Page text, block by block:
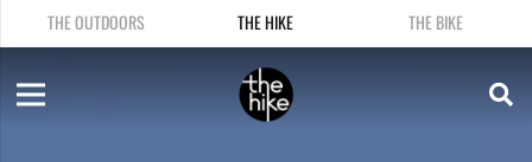
THE OUTDOORS THE HIKE THE BIKE